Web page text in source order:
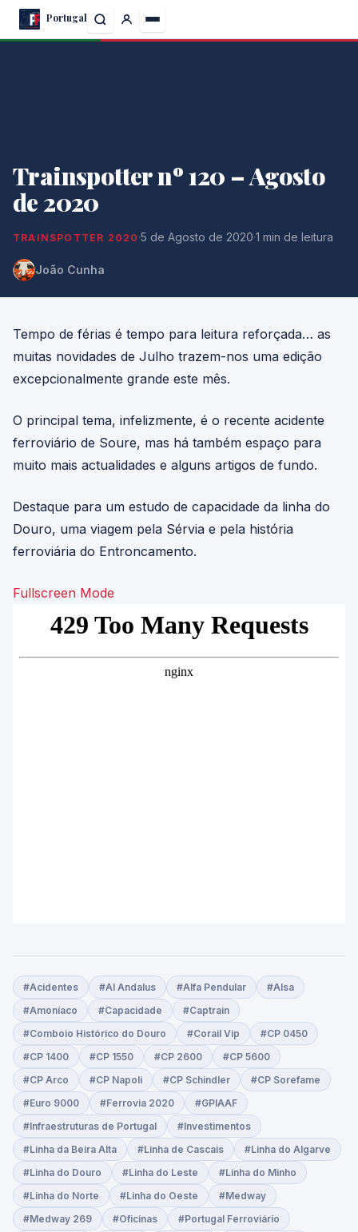
Skip
Portugal
Trainspotter nº 120 – Agosto
de 2020
TRAINSPOTTER 2020 ·5 de Agosto de 2020·1 min de leitura
João Cunha
Tempo de férias é tempo para leitura reforçada… as
muitas novidades de Julho trazem-nos uma edição
excepcionalmente grande este mês.
O principal tema, infelizmente, é o recente acidente
ferroviário de Soure, mas há também espaço para
muito mais actualidades e alguns artigos de fundo.
Destaque para um estudo de capacidade da linha do
Douro, uma viagem pela Sérvia e pela história
ferroviária do Entroncamento.
Fullscreen Mode
#Acidentes #Al Andalus #Alfa Pendular
#Alsa
#Amoníaco
#Capacidade
#Captrain
#Comboio Histórico do Douro
#Corail Vip
#CP 0450
#CP 1400
#CP 1550 #CP 2600
#CP 5600
#CP Arco
#CP Napoli #CP Schindler
#CP Sorefame
#Euro 9000
#Ferrovia 2020
#GPIAAF
#Infraestruturas de Portugal
#Investimentos
#Linha da Beira Alta
#Linha de Cascais
#Linha do Algarve
#Linha do Douro
#Linha do Leste
#Linha do Minho
#Linha do Norte
#Linha do Oeste
#Medway
#Medway 269
#Oficinas
#Portugal Ferroviário